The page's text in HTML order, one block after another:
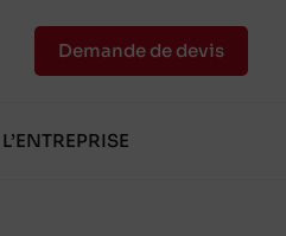
L’ENTREPRISE
Demande de devis